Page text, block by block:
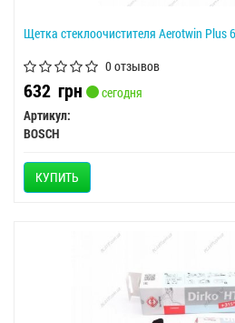
Щетка стеклоочистителя Aerotwin Plus
0 отзывов
632 грн
сегодня
Артикул:
BOSCH
КУПИТЬ